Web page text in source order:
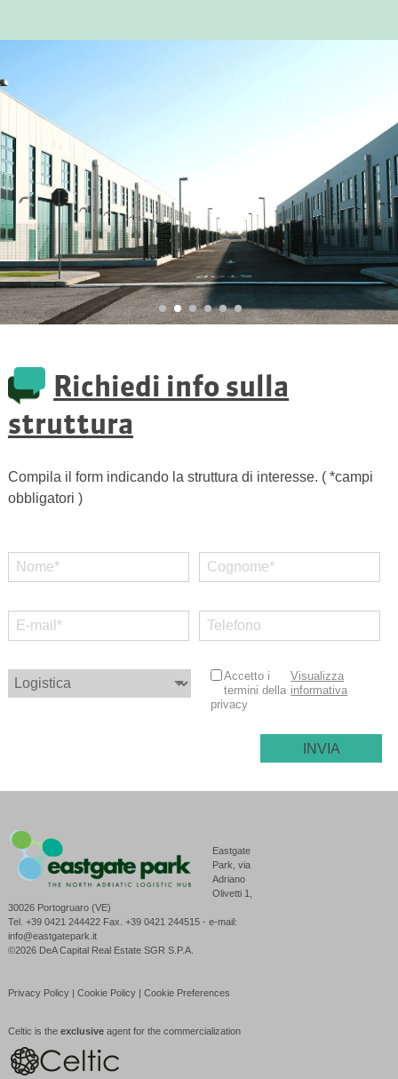
Richiedi info sulla
struttura
Compila il form indicando la struttura di interesse. ( *campi
obbligatori )
Accetto i
termini della
privacy
Visualizza
informativa
Eastgate
Park, via
Adriano
Olivetti 1,
30026 Portogruaro (VE)
Tel. +39 0421 244422 Fax. +39 0421 244515 - e-mail:
info@eastgatepark.it
©2026 DeA Capital Real Estate SGR S.P.A.
Privacy Policy| Cookie Policy| Cookie Preferences
Celtic is the exclusiveagent for the commercialization